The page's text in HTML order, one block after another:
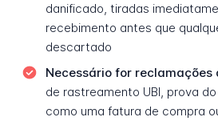
danificado, tiradas
recebimento antes que
descartado
Necessário for reclamações
de rastreamento UBI, prova
como uma fatura de compra